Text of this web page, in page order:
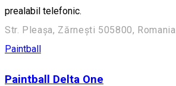
prealabil telefonic.
Str. Pleașa, Zărnești 505800, Romania
Paintball
Paintball Delta One